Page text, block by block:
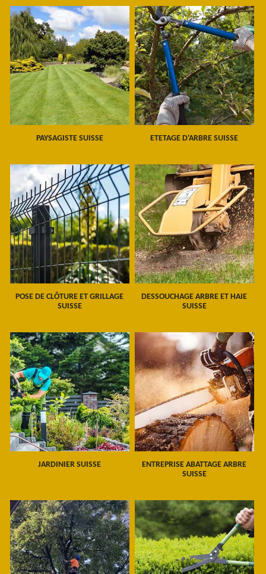
PAYSAGISTE SUISSE ETETAGE D'ARBRE SUISSE
POSE DE CLÔTURE ET GRILLAGE
SUISSE
DESSOUCHAGE ARBRE ET HAIE
SUISSE
JARDINIER SUISSE
ENTREPRISE ABATTAGE ARBRE
SUISSE